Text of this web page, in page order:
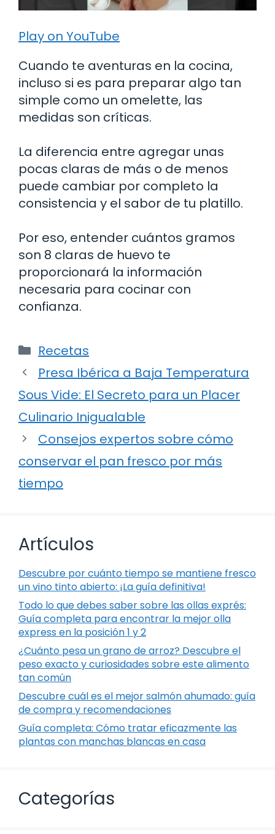
Play on YouTube
Cuando te aventuras en la cocina,
incluso si es para preparar algo tan
simple como un omelette, las
medidas son críticas.
La diferencia entre agregar unas
pocas claras de más o de menos
puede cambiar por completo la
consistencia y el sabor de tu platillo.
Por eso, entender cuántos gramos
son 8 claras de huevo te
proporcionará la información
necesaria para cocinar con
confianza.
Categorías
Recetas
Presa Ibérica a Baja Temperatura
Sous Vide: El Secreto para un Placer
Culinario Inigualable
Consejos expertos sobre cómo
conservar el pan fresco por más
tiempo
Artículos
Descubre por cuánto tiempo se mantiene fresco
un vino tinto abierto: ¡La guía definitiva!
Todo lo que debes saber sobre las ollas exprés:
Guía completa para encontrar la mejor olla
express en la posición 1 y 2
¿Cuánto pesa un grano de arroz? Descubre el
peso exacto y curiosidades sobre este alimento
tan común
Descubre cuál es el mejor salmón ahumado: guía
de compra y recomendaciones
Guía completa: Cómo tratar eficazmente las
plantas con manchas blancas en casa
Categorías